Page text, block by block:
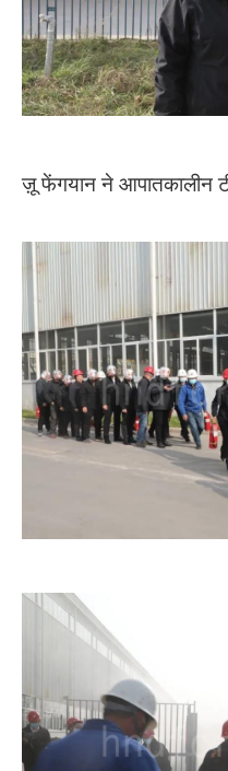
ज़ू फेंगयान ने आपातकालीन